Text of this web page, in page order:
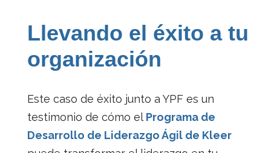
Llevando el éxito a tu
organización
Este caso de éxito junto a YPF es un
testimonio de cómo elPrograma de
Desarrollo de Liderazgo Ágil de Kleer